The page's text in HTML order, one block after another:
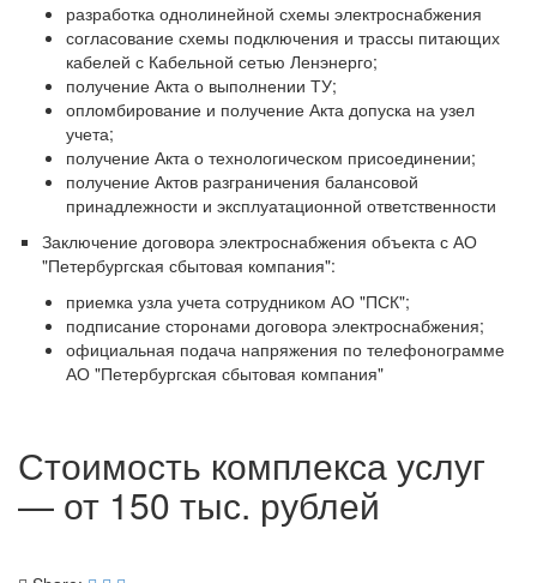
разработка однолинейной схемы электроснабжения
согласование схемы подключения и трассы питающих
кабелей с Кабельной сетью Ленэнерго;
получение Акта о выполнении ТУ;
опломбирование и получение Акта допуска на узел
учета;
получение Акта о технологическом присоединении;
получение Актов разграничения балансовой
принадлежности и эксплуатационной ответственности
Заключение договора электроснабжения объекта с АО
"Петербургская сбытовая компания":
приемка узла учета сотрудником АО "ПСК";
подписание сторонами договора электроснабжения;
официальная подача напряжения по телефонограмме
АО "Петербургская сбытовая компания"
Стоимость комплекса услуг
— от 150 тыс. рублей